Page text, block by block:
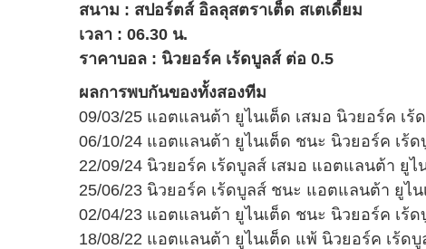
สนาม : สปอร์ตส์ อิลลุสตราเต็ด สเตเดี้ยม
เวลา : 06.30 น.
ราคาบอล : นิวยอร์ค เร้ดบูลส์ ต่อ 0.5
ผลการพบกันของทั้งสองทีม
09/03/25 แอตแลนต้า ยูไนเต็ด เสมอ นิวยอร์ค เร้
06/10/24 แอตแลนต้า ยูไนเต็ด ชนะ นิวยอร์ค เร้ด
22/09/24 นิวยอร์ค เร้ดบูลส์ เสมอ แอตแลนต้า ยูไ
25/06/23 นิวยอร์ค เร้ดบูลส์ ชนะ แอตแลนต้า ยูไน
02/04/23 แอตแลนต้า ยูไนเต็ด ชนะ นิวยอร์ค เร้ด
18/08/22 แอตแลนต้า ยูไนเต็ด แพ้ นิวยอร์ค เร้ดบู